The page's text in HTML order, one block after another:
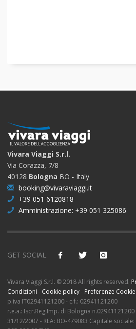
Vivara Viaggi S.r.l.
Via Corazza, 7/8
40128 Bologna BO - Italy
booking@vivaraviaggi.it
+39 051 6120818
Amministrazione: +39 051 325086
GET SOCIAL
Vivara Viaggi S.r.l. © 2018 All rights reserved.
Condizioni - Cookie policy- Preferenze Cookie
p.iva IT02941121200 - c.f.: 02941121200
r.e.a.: Iscr.Reg.Imp. di Bologna
31/12/2007 - REA: BO-479083 Capitale sociale: